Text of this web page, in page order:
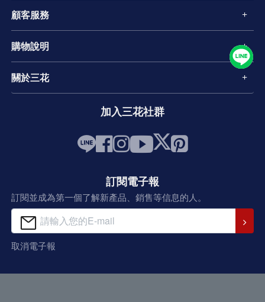
顧客服務
購物說明
關於三花
加入三花社群
訂閱電子報
訂閱並成為第一個了解新產品、銷售等信息的人。
取消電子報